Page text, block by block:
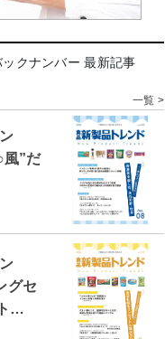
ックナンバー 最新記事
一覧 >
”だ
グセ
…